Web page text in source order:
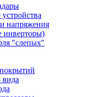
напряжения
инверторы)
"слепых"
вида